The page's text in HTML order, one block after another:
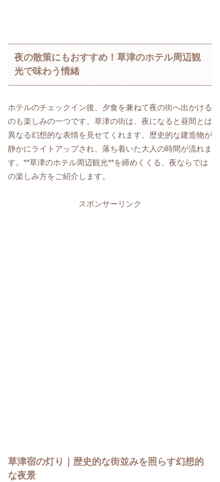
夜の散策にもおすすめ！草津のホテル周辺観
光で味わう情緒
ホテルのチェックイン後、夕食を兼ねて夜の街へ出かける
のも楽しみの一つです。草津の街は、夜になると昼間とは
異なる幻想的な表情を見せてくれます。歴史的な建造物が
静かにライトアップされ、落ち着いた大人の時間が流れま
す。**草津のホテル周辺観光**を締めくくる、夜ならでは
の楽しみ方をご紹介します。
スポンサーリンク
草津宿の灯り｜歴史的な街並みを照らす幻想的
な夜景